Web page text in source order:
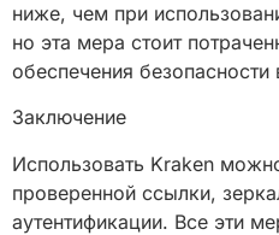
ниже, чем при
но эта мера стоит
обеспечения безопасности
Заключение
Использовать Kraken
проверенной ссылки,
аутентификации. Все эти